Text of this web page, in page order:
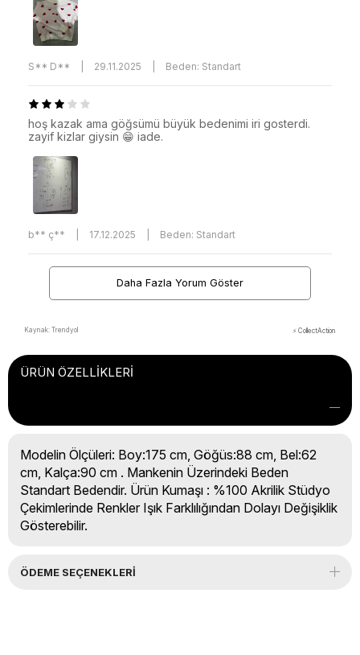
S** D** 29.11.2025 Beden: Standart
hoş kazak ama göğsümü büyük bedenimi iri gosterdi.
zayif kizlar giysin 😁 iade.
b** ç** 17.12.2025 Beden: Standart
Daha Fazla Yorum Göster
Kaynak: Trendyol ⚡ CollectAction
ÜRÜN ÖZELLIKLERI
Modelin Ölçüleri: Boy:175 cm, Göğüs:88 cm, Bel:62
cm, Kalça:90 cm . Mankenin Üzerindeki Beden
Standart Bedendir. Ürün Kumaşı : %100 Akrilik Stüdyo
Çekimlerinde Renkler Işık Farklılığından Dolayı Değişiklik
Gösterebilir.
ÖDEME SEÇENEKLERI